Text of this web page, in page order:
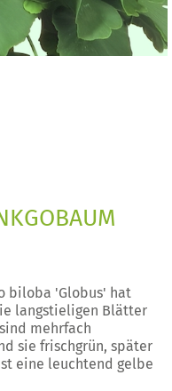
biloba 'Globus' hat
langstieligen Blätter
mehrfach
sie frischgrün, später
eine leuchtend gelbe